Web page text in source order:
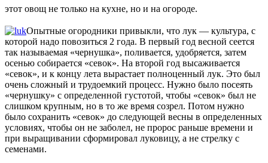
этот овощ не только на кухне, но и на огороде.
Опытные огородники привыкли, что лук — культура, с
которой надо повозиться 2 года. В первый год весной сеется
так называемая «чернушка», поливается, удобряется, затем
осенью собирается «севок». На второй год высаживается
«севок», и к концу лета вырастает полноценный лук. Это был
очень сложный и трудоемкий процесс. Нужно было посеять
«чернушку» с определенной густотой, чтобы «севок» был не
слишком крупным, но в то же время созрел. Потом нужно
было сохранить «севок» до следующей весны в определенных
условиях, чтобы он не заболел, не пророс раньше времени и
при выращивании сформировал луковицу, а не стрелку с
семенами.